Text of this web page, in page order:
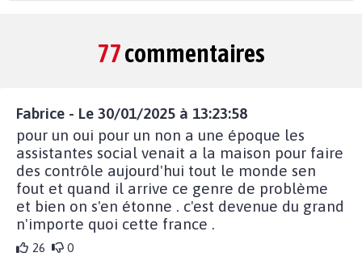
77commentaires
Fabrice - Le 30/01/2025 à 13:23:58
pour un oui pour un non a une époque les
assistantes social venait a la maison pour faire
des contrôle aujourd'hui tout le monde sen
fout et quand il arrive ce genre de problème
et bien on s'en étonne . c'est devenue du grand
n'importe quoi cette france .
26 0